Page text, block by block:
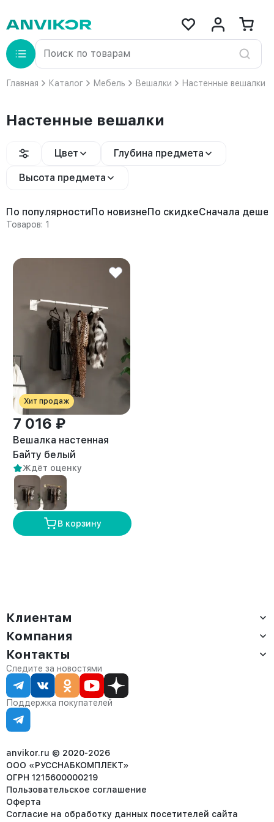
Главная Каталог Мебель Вешалки Настенные вешалки
Настенные вешалки
Цвет Глубина предмета
Высота предмета
По популярностиПо новизнеПо скидкеСначала
Товаров: 1
Хит продаж
7 016 ₽
Вешалка настенная
Байту белый
Ждёт оценку
В корзину
Клиентам
Доставка
Оплата
Сервис
Статус заказа
Статьи
Компания
О компании
Контакты
Партнёрам
Контакты
Отдел продаж:
8 (800) 234-22-62
corp@anvikor.ru
Ежедневно, с 7:00-19:00 (МСК)
Отдел рекламации:
8 (953) 455-25-61
Следите за новостями
Поддержка покупателей
anvikor.ru © 2020-2026
ООО «РУССНАБКОМПЛЕКТ»
ОГРН 1215600000219
Пользовательское соглашение
Оферта
Согласие на обработку данных посетителей сайта